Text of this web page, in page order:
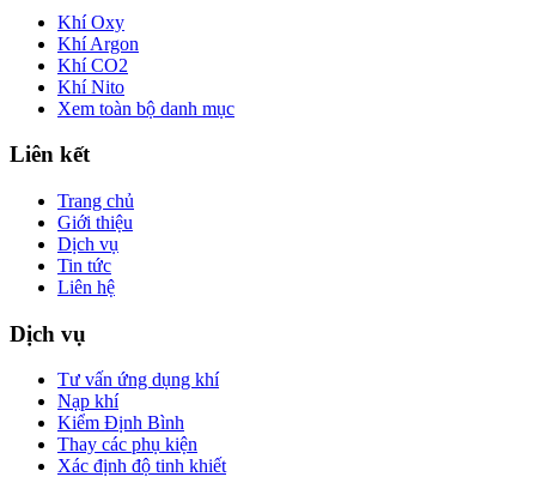
Khí Oxy
Khí Argon
Khí CO2
Khí Nito
Xem toàn bộ danh mục
Liên kết
Trang chủ
Giới thiệu
Dịch vụ
Tin tức
Liên hệ
Dịch vụ
Tư vấn ứng dụng khí
Nạp khí
Kiểm Định Bình
Thay các phụ kiện
Xác định độ tinh khiết